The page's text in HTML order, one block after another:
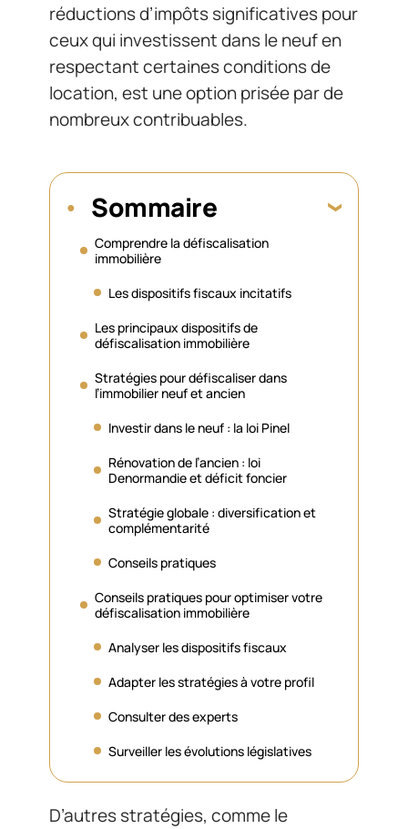
réductions d’impôts significatives pour
ceux qui investissent dans le neuf en
respectant certaines conditions de
location, est une option prisée par de
nombreux contribuables.
Sommaire
Comprendre la défiscalisation
immobilière
Les dispositifs fiscaux incitatifs
Les principaux dispositifs de
défiscalisation immobilière
Stratégies pour défiscaliser dans
l’immobilier neuf et ancien
Investir dans le neuf : la loi Pinel
Rénovation de l’ancien : loi
Denormandie et déficit foncier
Stratégie globale : diversification et
complémentarité
Conseils pratiques
Conseils pratiques pour optimiser votre
défiscalisation immobilière
Analyser les dispositifs fiscaux
Adapter les stratégies à votre profil
Consulter des experts
Surveiller les évolutions législatives
D’autres stratégies, comme le